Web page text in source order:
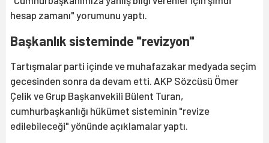
hesap zamanı" yorumunu yaptı.
Başkanlık sisteminde "revizyon"
Tartışmalar parti içinde ve muhafazakar medyada seçim
gecesinden sonra da devam etti. AKP Sözcüsü Ömer
Çelik ve Grup Başkanvekili Bülent Turan,
cumhurbaşkanlığı hükümet sisteminin "revize
edilebileceği" yönünde açıklamalar yaptı.